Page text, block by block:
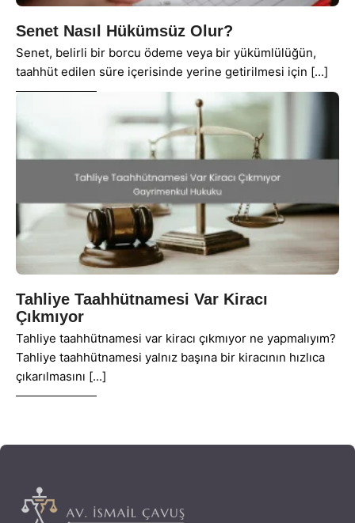
Senet Nasıl Hükümsüz Olur?
Senet, belirli bir borcu ödeme veya bir yükümlülüğün,
taahhüt edilen süre içerisinde yerine getirilmesi için
Tahliye Taahhütnamesi Var Kiracı
Çıkmıyor
Tahliye taahhütnamesi var kiracı çıkmıyor ne yapmalıyım?
Tahliye taahhütnamesi yalnız başına bir kiracının hızlıca
çıkarılmasını